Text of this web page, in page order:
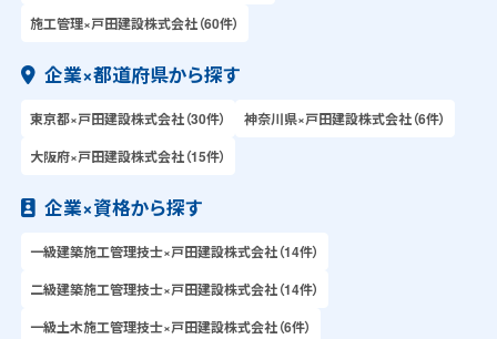
施工管理×戸田建設株式会社（60件）
企業×都道府県から探す
東京都×戸田建設株式会社（30件）
神奈川県×戸田建設株式会社（6件）
大阪府×戸田建設株式会社（15件）
企業×資格から探す
一級建築施工管理技士×戸田建設株式会社（14件）
二級建築施工管理技士×戸田建設株式会社（14件）
一級土木施工管理技士×戸田建設株式会社（6件）